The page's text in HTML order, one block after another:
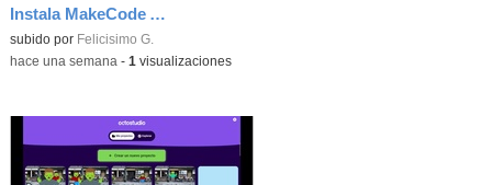
Instala MakeCode Arcade offline para programar grandes juegos sin necesidad de Internet
Contenido educativo.
subido por Felicisimo G.
-hace una semana - 1 visualizaciones